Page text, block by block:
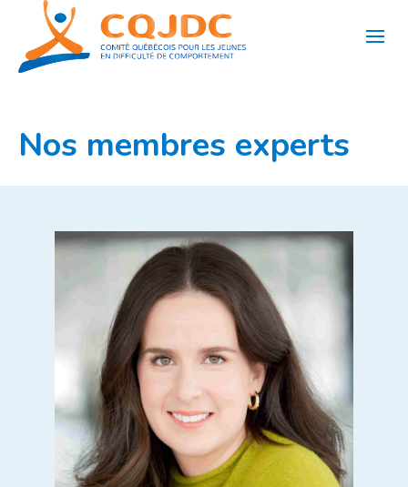
contenu
Nos membres experts